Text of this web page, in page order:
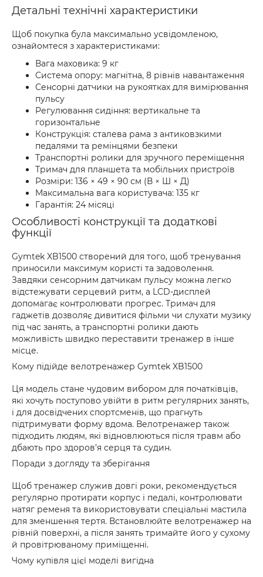
Детальні технічні характеристики
Щоб покупка була максимально усвідомленою,
ознайомтеся з характеристиками:
Вага маховика: 9 кг
Система опору: магнітна, 8 рівнів навантаження
Сенсорні датчики на рукоятках для вимірювання
пульсу
Регулювання сидіння: вертикальне та
горизонтальне
Конструкція: сталева рама з антиковзкими
педалями та ремінцями безпеки
Транспортні ролики для зручного переміщення
Тримач для планшета та мобільних пристроїв
Розміри: 136 × 49 × 90 см (В × Ш × Д)
Максимальна вага користувача: 135 кг
Гарантія: 24 місяці
Особливості конструкції та додаткові
функції
Gymtek XB1500 створений для того, щоб тренування
приносили максимум користі та задоволення.
Завдяки сенсорним датчикам пульсу можна легко
відстежувати серцевий ритм, а LCD-дисплей
допомагає контролювати прогрес. Тримач для
гаджетів дозволяє дивитися фільми чи слухати музику
під час занять, а транспортні ролики дають
можливість швидко переставити тренажер в інше
місце.
Кому підійде велотренажер Gymtek XB1500
Ця модель стане чудовим вибором для початківців,
які хочуть поступово увійти в ритм регулярних занять,
і для досвідчених спортсменів, що прагнуть
підтримувати форму вдома. Велотренажер також
підходить людям, які відновлюються після травм або
дбають про здоров’я серця та судин.
Поради з догляду та зберігання
Щоб тренажер служив довгі роки, рекомендується
регулярно протирати корпус і педалі, контролювати
натяг ременя та використовувати спеціальні мастила
для зменшення тертя. Встановлюйте велотренажер на
рівній поверхні, а після занять тримайте його у сухому
й провітрюваному приміщенні.
Чому купівля цієї моделі вигідна